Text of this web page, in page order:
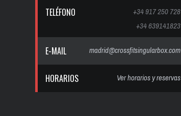
TELÉFONO
+34 917 250 728
+34 639141823
E-MAIL madrid@crossfitsingularbox.com
HORARIOS Ver horarios y reservas